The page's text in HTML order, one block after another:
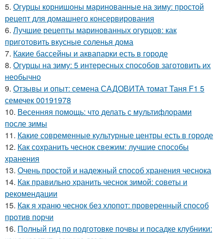
5. Огурцы корнишоны маринованные на зиму: простой
рецепт для домашнего консервирования
6. Лучшие рецепты маринованных огурцов: как
приготовить вкусные соленья дома
7. Какие бассейны и аквапарки есть в городе
8. Огурцы на зиму: 5 интересных способов заготовить их
необычно
9. Отзывы и опыт: семена САДОВИТА томат Таня F1 5
семечек 00191978
10. Весенняя помощь: что делать с мультифлорами
после зимы
11. Какие современные культурные центры есть в городе
12. Как сохранить чеснок свежим: лучшие способы
хранения
13. Очень простой и надежный способ хранения чеснока
14. Как правильно хранить чеснок зимой: советы и
рекомендации
15. Как я храню чеснок без хлопот: проверенный способ
против порчи
16. Полный гид по подготовке почвы и посадке клубники: